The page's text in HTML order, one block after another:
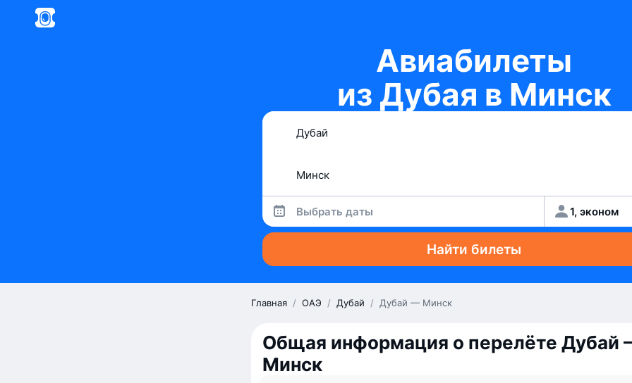
Авиабилеты
из Дубая в Минск
Выбрать даты 1, эконом
Найти билеты
Главная / ОАЭ / Дубай / Дубай — Минск
Общая информация о перелёте Дубай
Минск